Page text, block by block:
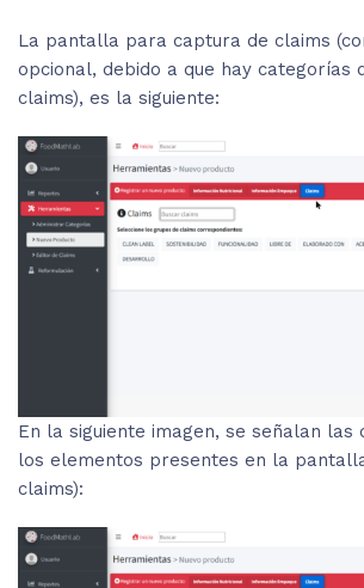
La pantalla para captura de claims
opcional, debido a que hay categorías
claims), es la siguiente:
En la siguiente imagen, se señalan las
los elementos presentes en la
claims):